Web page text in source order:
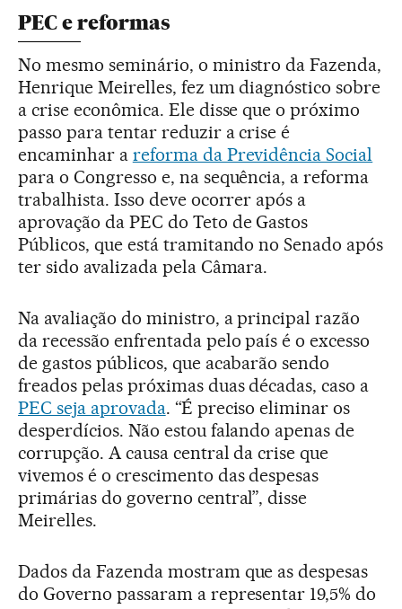
PEC e reformas
No mesmo seminário, o ministro da Fazenda,
Henrique Meirelles, fez um diagnóstico sobre
a crise econômica. Ele disse que o próximo
passo para tentar reduzir a crise é
encaminhar a reforma da Previdência Social
para o Congresso e, na sequência, a reforma
trabalhista. Isso deve ocorrer após a
aprovação da PEC do Teto de Gastos
Públicos, que está tramitando no Senado após
ter sido avalizada pela Câmara.
Na avaliação do ministro, a principal razão
da recessão enfrentada pelo país é o excesso
de gastos públicos, que acabarão sendo
freados pelas próximas duas décadas, caso a
PEC seja aprovada. “É preciso eliminar os
desperdícios. Não estou falando apenas de
corrupção. A causa central da crise que
vivemos é o crescimento das despesas
primárias do governo central”, disse
Meirelles.
Dados da Fazenda mostram que as despesas
do Governo passaram a representar 19,5% do